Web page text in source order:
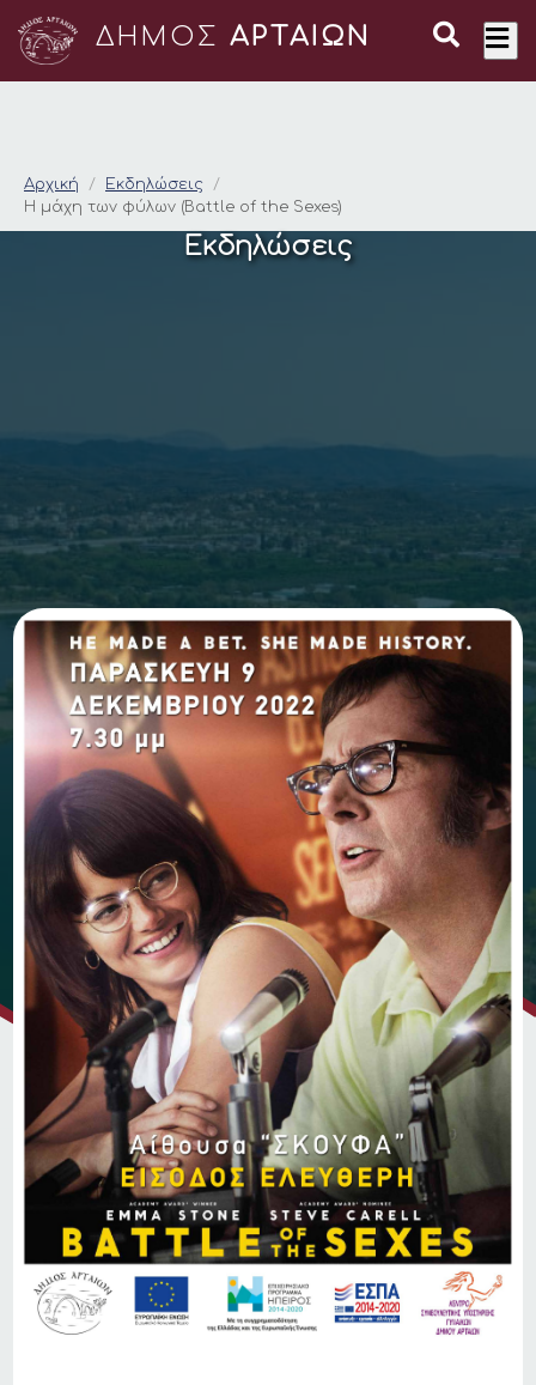
ΔΗΜΟΣ ΑΡΤΑΙΩΝ
Η μάχη των φύλων
Αρχική
Εκδηλώσεις
Η μάχη των φύλων (Battle of the Sexes)
Εκδηλώσεις